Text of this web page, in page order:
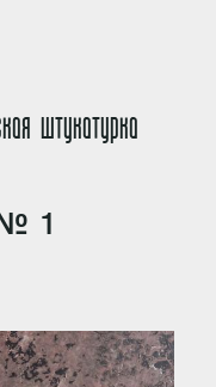
штукатурка
1